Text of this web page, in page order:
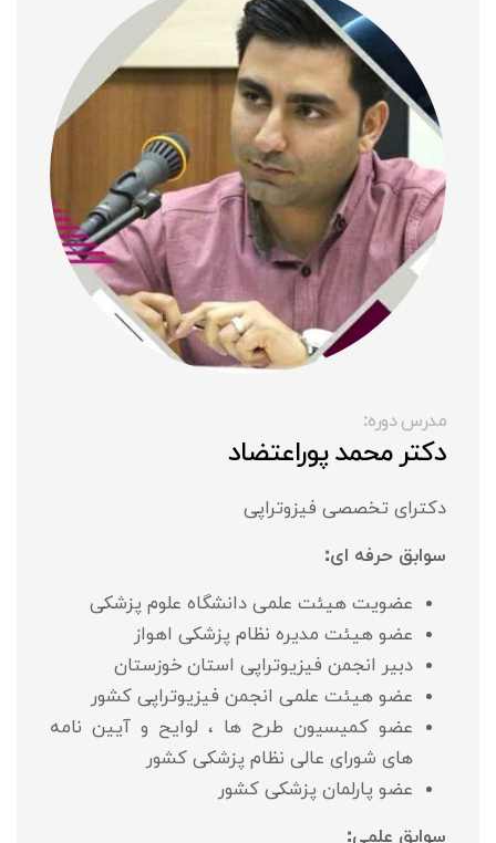
مدرس دوره:
دکتر محمد پوراعتضاد
دکترای تخصصی فیزوتراپی
سوابق حرفه ای:
عضویت هیئت علمی دانشگاه علوم پزشکی
عضو هیئت مدیره نظام پزشکی اهواز
دبیر انجمن فیزیوتراپی استان خوزستان
عضو هیئت علمی انجمن فیزیوتراپی کشور
عضو کمیسیون طرح ها ، لوایح و آیین نامه
های شورای عالی نظام پزشکی کشور
عضو پارلمان پزشکی کشور
سوابق علمی: